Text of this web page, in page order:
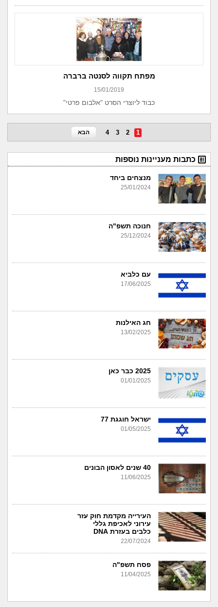
מפתח תקווה לסנטה ברברה
15/01/2019
כבוד ליוצרי הסרט "אלבום פרטי"
1
2
3
4 הבא
כתבות מעניינות נוספות
מנצחים ביחד
25/01/2024
חנוכה תשפ"ה
25/12/2024
עם כלביא
17/06/2025
חג האילנות
13/02/2025
2025 כבר כאן
01/01/2025
ישראל חוגגת 77
01/05/2025
40 שנים לאסון הבונים
11/06/2025
העירייה מקדמת חוק עזר
עירוני לאכיפת גללי
כלבים בעזרת DNA
22/07/2024
פסח תשפ"ה
11/04/2025